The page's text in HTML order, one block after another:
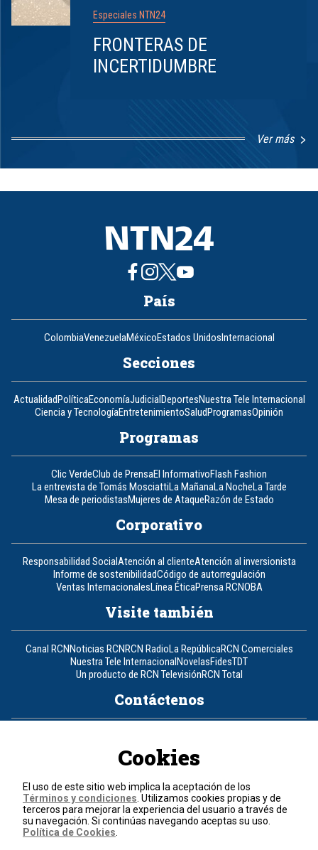
Especiales NTN24
FRONTERAS DE
INCERTIDUMBRE
Ver más
8
País
ColombiaVenezuelaMéxicoEstados UnidosInternacional
Secciones
ActualidadPolíticaEconomíaJudicialDeportesNuestra Tele Internacional
Ciencia y TecnologíaEntretenimientoSaludProgramasOpinión
Programas
Clic VerdeClub de PrensaEl InformativoFlash Fashion
La entrevista de Tomás MosciattiLa MañanaLa NocheLa Tarde
Mesa de periodistasMujeres de AtaqueRazón de Estado
Corporativo
Responsabilidad SocialAtención al clienteAtención al inversionista
Informe de sostenibilidadCódigo de autorregulación
Ventas InternacionalesLínea ÉticaPrensa RCNOBA
Visite también
Canal RCNNoticias RCNRCN RadioLa RepúblicaRCN Comerciales
Nuestra Tele InternacionalNovelasFidesTDT
Un producto de RCN TelevisiónRCN Total
Contáctenos
Política de cookies
Términos y condiciones
© 2026, RCN Medios.
Todos los derechos reservados.
Cookies
El uso de este sitio web implica la aceptación de los
Términos y condiciones . Utilizamos cookies propias y de
terceros para mejorar la experiencia del usuario a través de
su navegación. Si continúas navegando aceptas su uso.
Política de Cookies